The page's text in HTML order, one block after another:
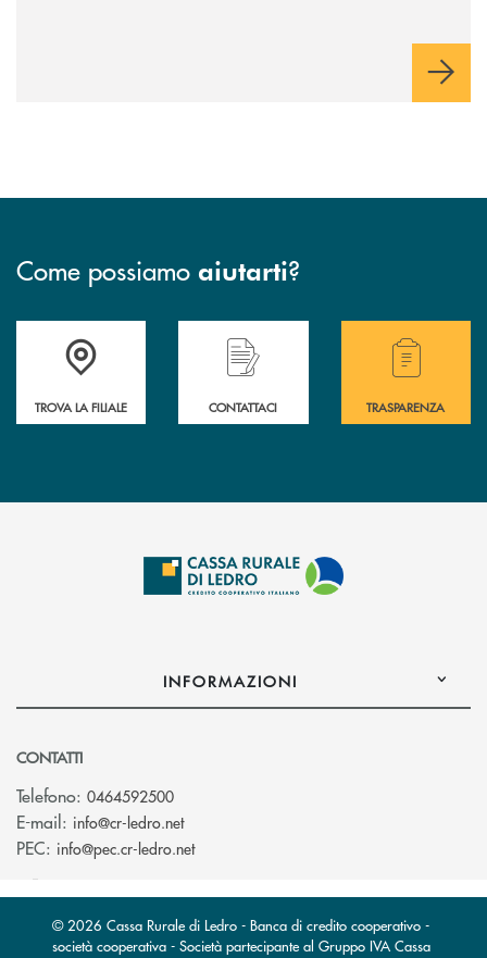
Come possiamo aiutarti?
Accedi all' elenco completo delle filiali .
TROVA LA FILIALE
Hai bisogno di assistenza immediata?
CONTATTACI
Hai bisogno di
TRASPARENZA
INFORMAZIONI
CONTATTI
Telefono: 0464592500
E-mail: info@cr-ledro.net(si apre l’app di posta elettronica)
PEC: info@pec.cr-ledro.net(si apre l’app di posta elettronica)
© 2026 Cassa Rurale di Ledro - Banca di credito cooperativo -
società cooperativa - Società partecipante al Gruppo IVA Cassa